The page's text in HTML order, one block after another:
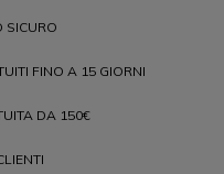
SICURO
FINO A 15 GIORNI
DA 150€